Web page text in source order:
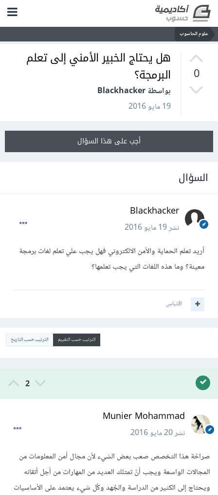
علوم الحاسوب
0
هل يحتاج الخبير الأمني إلى تعلم
البرمجة؟
بواسطة Blackhacker
19 مايو 2016
أجب على هذا السؤال
السؤال
Blackhacker
نشر19 مايو 2016
أريد تعلم الحماية والأمن الالكتروني فهل يجب علي تعلم لغات برمجة
معينة؟ وما هذه اللغات التي يجب تعلمها؟
اقتباس
الترتيب حسب التقييم الترتيب حسب التاريخ
2
Munier Mohammad
نشر20 مايو 2016
صراحًة هذا التخصص صعب بعض الشيء لأن مجال أمن المعلومات من
المجالات الواسعة ويجب أنّ تمتلك العديد من المهارات من أجل أتقانه
ويحتاج إلى الكثير من الدراسة والجُهد وكُل شيء يعتمد على الأساسيات